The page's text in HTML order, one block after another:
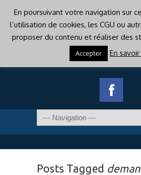
Posts Tagged
En poursuivant votre navigation sur
l’utilisation de cookies, les CGU ou
proposer du contenu et réaliser des
Accepter En